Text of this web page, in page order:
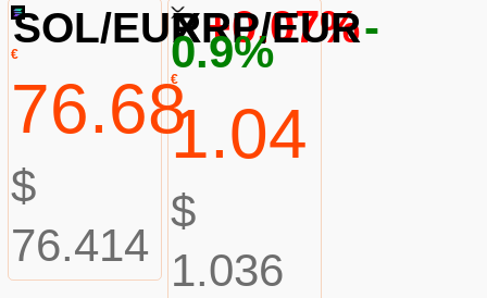
SOL/EUR+0.07%
€
76.68
$
76.414
XRP/EUR-
0.9%
€
1.04
$
1.036